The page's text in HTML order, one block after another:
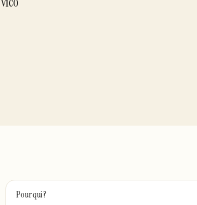
Pour qui ?